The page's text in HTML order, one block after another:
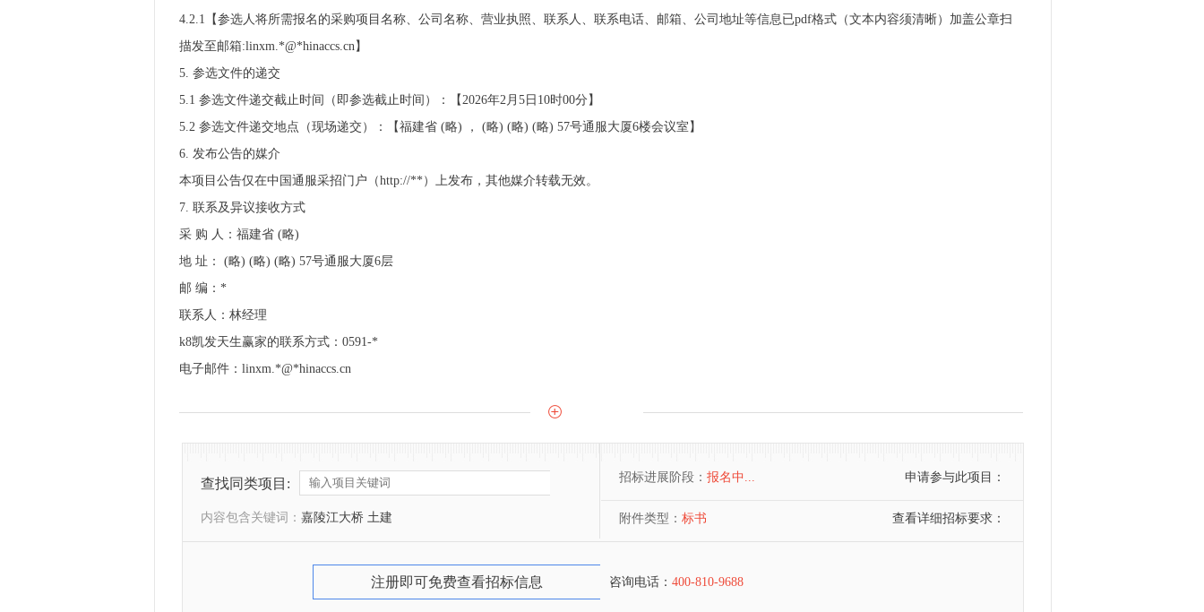
4.2.1【参选人将所需报名的采购项目名称、公司名称、营业执照、联系人、联系电话、邮箱、公司地址等信息已pdf格式（文本内容须清晰）加盖公章扫
描发至邮箱:linxm.*@*hinaccs.cn】
5. 参选文件的递交
5.1 参选文件递交截止时间（即参选截止时间）：【2026年2月5日10时00分】
5.2 参选文件递交地点（现场递交）：【福建省 (略) ， (略) (略) (略) 57号通服大厦6楼会议室】
6. 发布公告的媒介
本项目公告仅在中国通服采招门户（http://**）上发布，其他媒介转载无效。
7. 联系及异议接收方式
采 购 人：福建省 (略)
地 址： (略) (略) (略) 57号通服大厦6层
邮 编：*
联系人：林经理
k8凯发天生赢家的联系方式：0591-*
电子邮件：linxm.*@*hinaccs.cn
查找同类项目:
内容包含关键词： 嘉陵江大桥 土建
招标进展阶段： 报名中... 申请参与此项目：
附件类型： 标书 查看详细招标要求：
注册即可免费查看招标信息 咨询电话： 400-810-9688